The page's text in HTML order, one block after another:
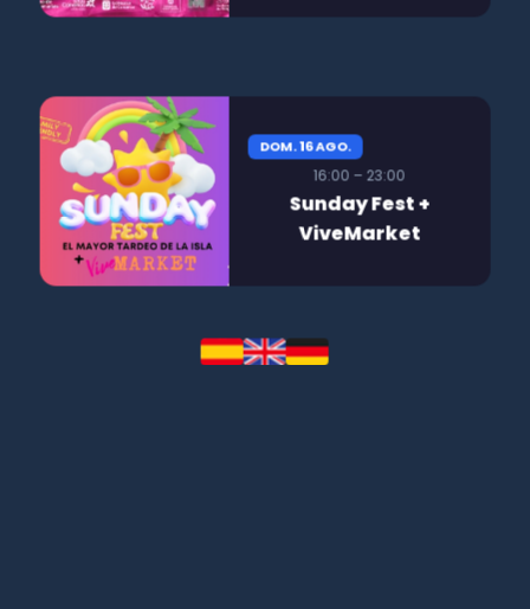
DOM. 16 AGO.
16:00 – 23:00
Sunday Fest +
ViveMarket